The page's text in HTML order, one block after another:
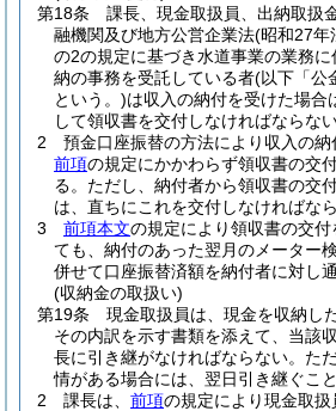
第18条
課長、現金取扱員、出納取扱
融機関及び地方公営企業法(昭和27年
の2の規定に基づき水道事業の業務
納の事務を受託している者(以下「公
という。)は収入の納付を受けた場合
して領収書を交付しなければならない
2
預金口座振替の方法により収入の納
前項の規定にかかわらず領収書の交
る。 ただし、納付者から領収書の交
は、直ちにこれを交付しなければなら
3
前項本文の規定により領収書の交
ても、納付のあった翌月のメーター
併せて口座振替済額を納付者に対し
(収納金の取扱い)
第19条
現金取扱員は、現金を収納し
その内訳を示す書類を添えて、当該
長に引き継がなければならない。 た
情がある場合には、翌日引き継ぐこと
2
課長は、 前項の規定により現金取